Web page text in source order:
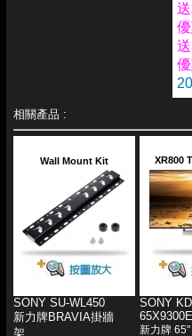
相關產品 :
Wall Mount Kit
SONY SU-WL450
新力牌BRAVIA掛牆
架
XR800
SONY
65X9300E
新力牌